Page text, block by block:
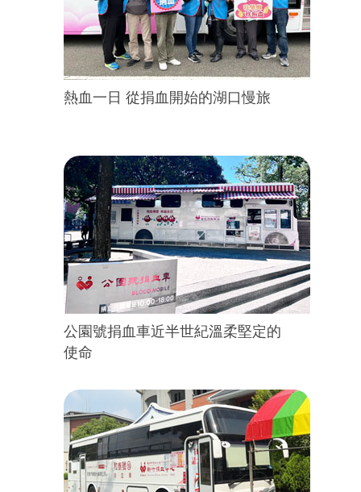
熱血一日 從捐血開始的湖口慢旅
公園號捐血車近半世紀溫柔堅定的
使命